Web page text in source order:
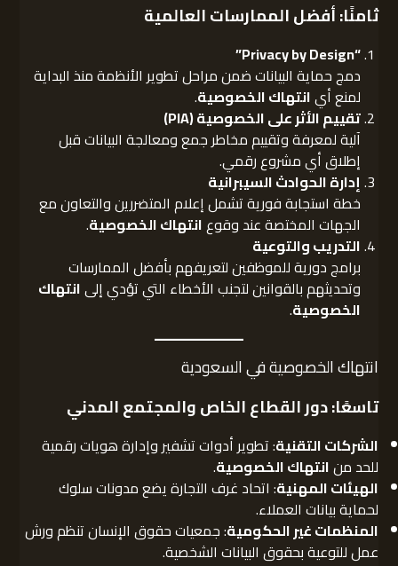
ثامنًا: أفضل الممارسات العالمية
“Privacy by Design”
دمج حماية البيانات ضمن مراحل تطوير الأنظمة منذ البداية
لمنع أيانتهاك الخصوصية.
تقييم الأثر على الخصوصية(PIA)
آلية لمعرفة وتقييم مخاطر جمع ومعالجة البيانات قبل
إطلاق أي مشروع رقمي.
إدارة الحوادث السيبرانية
خطة استجابة فورية تشمل إعلام المتضررين والتعاون مع
الجهات المختصة عند وقوعانتهاك الخصوصية.
التدريب والتوعية
برامج دورية للموظفين لتعريفهم بأفضل الممارسات
وتحديثهم بالقوانين لتجنب الأخطاء التي تؤدي إلىانتهاك
الخصوصية.
انتهاك الخصوصية في السعودية
تاسعًا: دور القطاع الخاص والمجتمع المدني
الشركات التقنية: تطوير أدوات تشفير وإدارة هويات رقمية
للحد منانتهاك الخصوصية.
الهيئات المهنية: اتحاد غرف التجارة يضع مدونات سلوك
لحماية بيانات العملاء.
المنظمات غير الحكومية: جمعيات حقوق الإنسان تنظم ورش
عمل للتوعية بحقوق البيانات الشخصية.